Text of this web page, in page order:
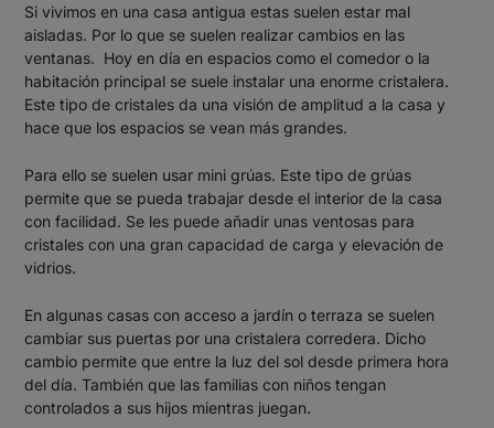
Si vivimos en una casa antigua estas suelen estar mal
aisladas. Por lo que se suelen realizar cambios en las
ventanas. Hoy en día en espacios como el comedor o la
habitación principal se suele instalar una enorme cristalera.
Este tipo de cristales da una visión de amplitud a la casa y
hace que los espacios se vean más grandes.
Para ello se suelen usar mini grúas. Este tipo de grúas
permite que se pueda trabajar desde el interior de la casa
con facilidad. Se les puede añadir unas ventosas para
cristalescon una gran capacidad de carga y elevación de
vidrios.
En algunas casas con acceso a jardín o terraza se suelen
cambiar sus puertas por una cristalera corredera. Dicho
cambio permite que entre la luz del sol desde primera hora
del día. También que las familias con niños tengan
controlados a sus hijos mientras juegan.